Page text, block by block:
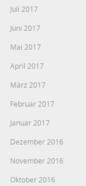
Juli 2017
Juni 2017
Mai 2017
April 2017
März 2017
Februar 2017
Januar 2017
Dezember 2016
November 2016
Oktober 2016